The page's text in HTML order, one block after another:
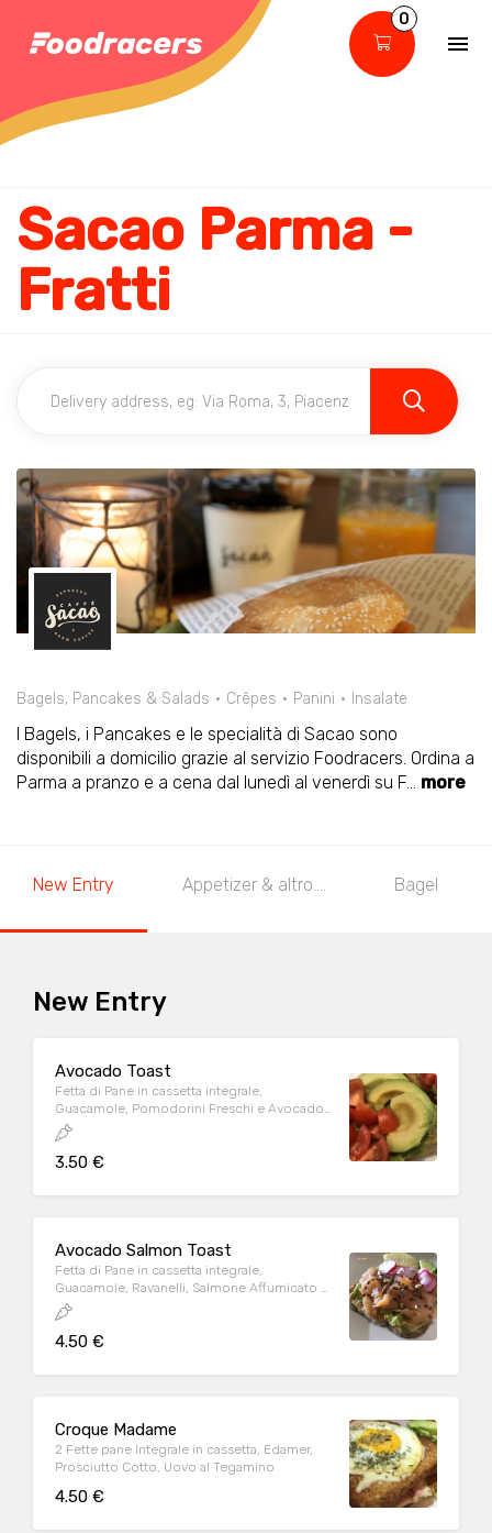
0
Sacao Parma -
Fratti
Bagels, Pancakes & Salads Crêpes Panini Insalate
I Bagels, i Pancakes e le specialità di Sacao sono
disponibili a domicilio grazie al servizio Foodracers. Ordina a
Parma a pranzo e a cena dal lunedì al venerdì su F... more
New Entry Appetizer & altro.... Bagel
New Entry
Avocado Toast
Fetta di Pane in cassetta integrale,
Guacamole, Pomodorini Freschi e Avocado
a Fette
3.50 €
Avocado Salmon Toast
Fetta di Pane in cassetta integrale,
Guacamole, Ravanelli, Salmone Affumicato e
Avocado a Fette
4.50 €
Croque Madame
2 Fette pane Integrale in cassetta, Edamer,
Prosciutto Cotto, Uovo al Tegamino
4.50 €